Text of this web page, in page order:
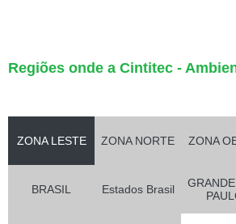
Regiões onde a Cintitec -
ZONA LESTE ZONA NORTE ZONA
BRASIL Estados Brasil